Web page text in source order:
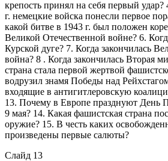
крепость принял на себя первый удар?
г. немецкие войска понесли первое
какой битве в 1943 г. был положен
Великой Отечественной войне? 6.
Курской дуге? 7. Когда закончилась
война? 8 . Когда закончилась Вторая
страна стала первой жертвой
водрузил знамя Победы над
входящие в антигитлеровскую
13. Почему в Европе празднуют День
9 мая? 14. Какая фашистская страна
оружие? 15. В честь каких
произведены первые салюты?
Слайд 13